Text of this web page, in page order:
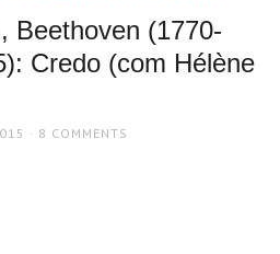
Beethoven (1770-
Credo (com Hélène
8 COMMENTS